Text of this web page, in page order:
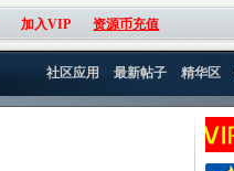
加入VIP 资源币充值
社区应用 最新帖子 精华区